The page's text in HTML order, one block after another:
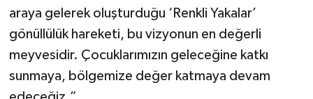
araya gelerek oluşturduğu ‘Renkli Yakalar’
gönüllülük hareketi, bu vizyonun en değerli
meyvesidir. Çocuklarımızın geleceğine katkı
sunmaya, bölgemize değer katmaya devam